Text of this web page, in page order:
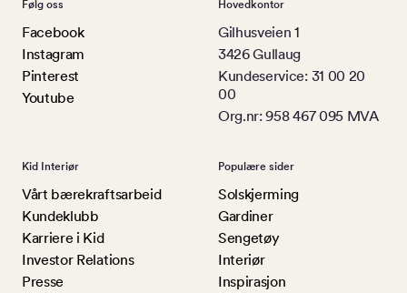
Følg oss
Facebook
Instagram
Pinterest
Youtube
Hovedkontor
Gilhusveien 1
3426 Gullaug
Kundeservice: 31 00 20
00
Org.nr: 958 467 095 MVA
Kid Interiør
Vårt bærekraftsarbeid
Kundeklubb
Karriere i Kid
Investor Relations
Presse
Populære sider
Solskjerming
Gardiner
Sengetøy
Interiør
Inspirasjon